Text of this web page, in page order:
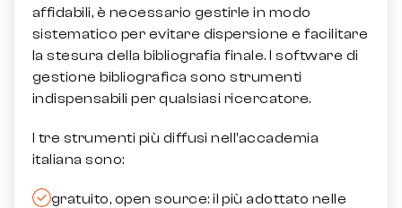
affidabili, è necessario gestirle in modo
sistematico per evitare dispersione e facilitare
la stesura della bibliografia finale. I software di
gestione bibliografica sono strumenti
indispensabili per qualsiasi ricercatore.
I tre strumenti più diffusi nell’accademia
italiana sono:
gratuito, open source: il più adottato nelle